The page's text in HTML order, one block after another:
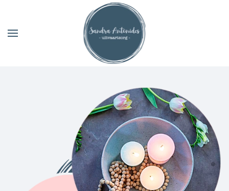
Skip to main content